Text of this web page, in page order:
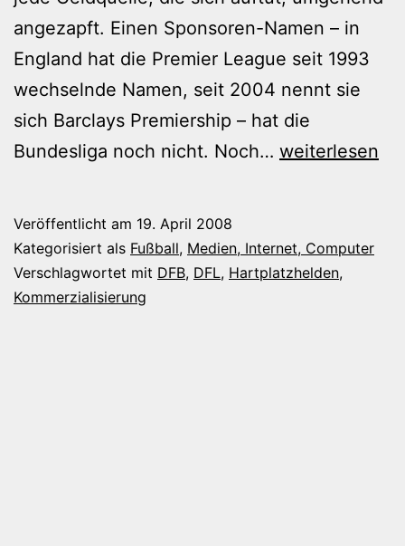
angezapft. Einen Sponsoren-Namen – in
England hat die Premier League seit 1993
wechselnde Namen, seit 2004 nennt sie
sich Barclays Premiership – hat die
Bundesliga noch nicht. Noch… Der
DFL
und
weiterlesen
Veröffentlicht am 19. April 2008
Kategorisiert als Fußball, Medien, Internet, Computer
Verschlagwortet mit DFB, DFL, Hartplatzhelden,
Kommerzialisierung